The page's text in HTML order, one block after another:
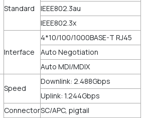
Standard
IEEE802.3au
IEEE802.3x
Interface
4*10/100/1000BASE-T RJ45
Auto Negotiation
Auto MDI/MDIX
Speed
Downlink: 2.488Gbps
Uplink: 1.244Gbps
ConnectorSC/APC, pigtail